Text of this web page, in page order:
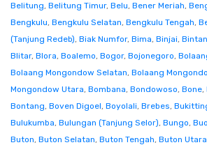
Belitung, Belitung Timur, Belu, Bener Meriah,
Bengkulu, Bengkulu Selatan, Bengkulu Tengah,
(Tanjung Redeb), Biak Numfor, Bima, Binjai, Bintan
Blitar, Blora, Boalemo, Bogor, Bojonegoro,
Bolaang Mongondow Selatan, Bolaang
Mongondow Utara, Bombana, Bondowoso, Bone,
Bontang, Boven Digoel, Boyolali, Brebes,
Bulukumba, Bulungan (Tanjung Selor), Bungo,
Buton, Buton Selatan, Buton Tengah, Buton Utara